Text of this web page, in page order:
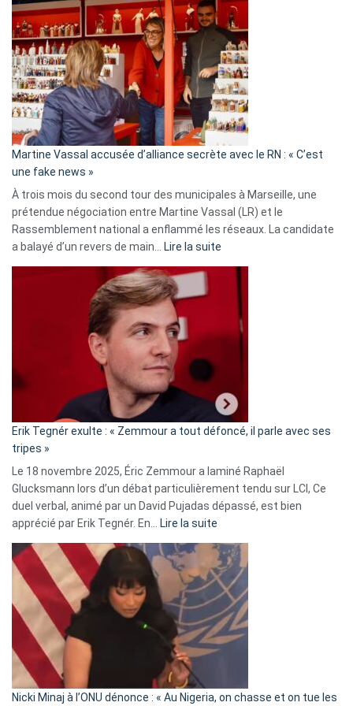
Algérie
Martine Vassal accusée d’alliance secrète avec le RN : « C’est
une fake news »
À trois mois du second tour des municipales à Marseille, une
prétendue négociation entre Martine Vassal (LR) et le
Rassemblement national a enflammé les réseaux. La candidate
a balayé d’un revers de main…
Lire la suite
d’alliance
secrète
«
C’est
fake
news
»
Erik Tegnér exulte : « Zemmour a tout défoncé, il parle avec ses
tripes »
Le 18 novembre 2025, Éric Zemmour a laminé Raphaël
Glucksmann lors d’un débat particulièrement tendu sur LCI, Ce
duel verbal, animé par un David Pujadas dépassé, est bien
apprécié par Erik Tegnér. En…
Lire la suite
Tegnér
exulte
« Zemmour
a
tout
parle
Nicki Minaj à l’ONU dénonce : « Au Nigeria, on chasse et on tue les